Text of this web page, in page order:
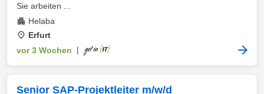
Sie arbeiten ...
Helaba
Erfurt
vor 3 Wochen
Senior SAP-Projektleiter m/w/d